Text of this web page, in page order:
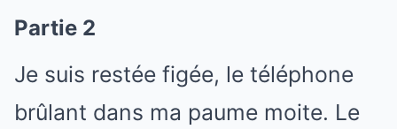
Partie 2
Je suis restée figée, le téléphone
brûlant dans ma paume moite. Le